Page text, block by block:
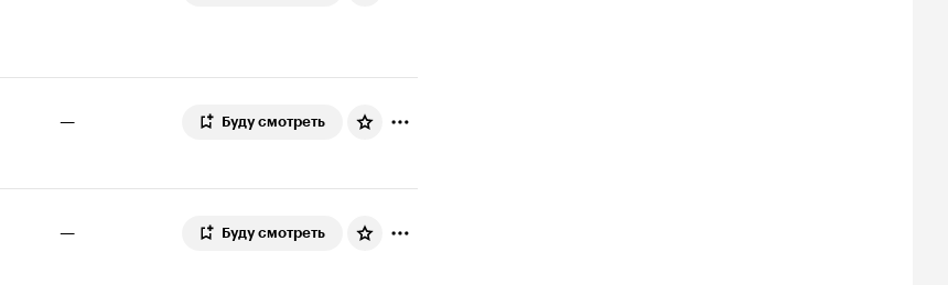
— Буду смотреть
— Буду смотреть